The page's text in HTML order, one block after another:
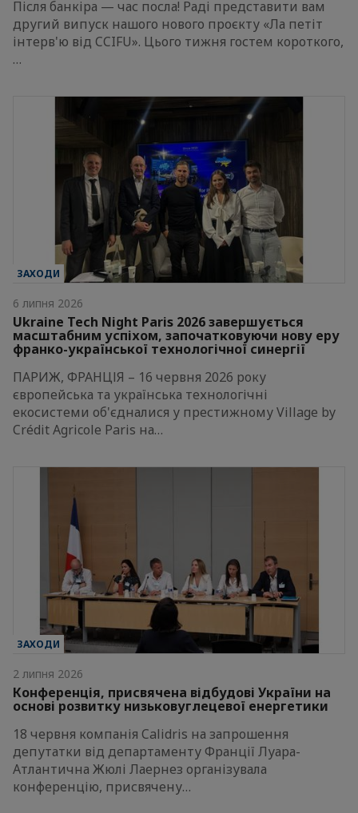
Після банкіра — час посла! Раді представити вам
другий випуск нашого нового проєкту «Ла петіт
інтерв'ю від CCIFU». Цього тижня гостем короткого,
…
ЗАХОДИ
6 липня 2026
Ukraine Tech Night Paris 2026 завершується
масштабним успіхом, започатковуючи нову еру
франко-української технологічної синергії
ПАРИЖ, ФРАНЦІЯ – 16 червня 2026 року
європейська та українська технологічні
екосистеми об'єдналися у престижному Village by
Crédit Agricole Paris на…
ЗАХОДИ
2 липня 2026
Конференція, присвячена відбудові України на
основі розвитку низьковуглецевої енергетики
18 червня компанія Calidris на запрошення
депутатки від департаменту Франції Луара-
Атлантична Жюлі Лаернез організувала
конференцію, присвячену…